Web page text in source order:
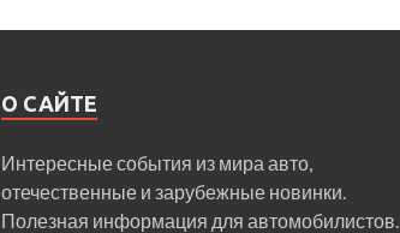
О САЙТЕ
Интересные события из мира авто,
отечественные и зарубежные новинки.
Полезная информация для автомобилистов.